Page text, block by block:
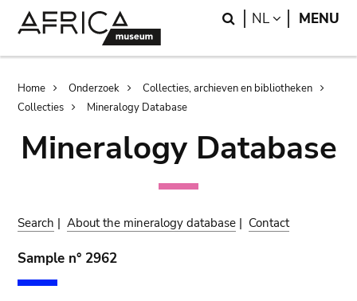
Search
NL LANGUAGE
MENU
Breadcrumb
Home Onderzoek
Collecties, archieven en bibliotheken
Collecties
Mineralogy Database
Mineralogy Database
Search |About the mineralogy database | Contact
Sample n° 2962